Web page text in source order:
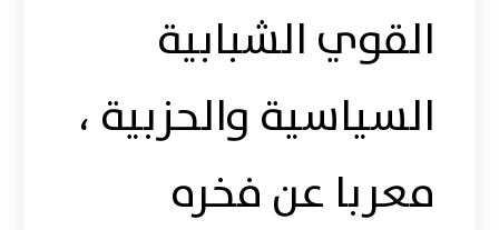
القوي الشبابية
السياسية والحزبية ،
معربا عن فخره